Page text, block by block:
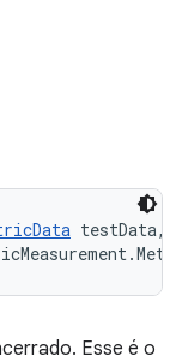
testData,
Esse é o